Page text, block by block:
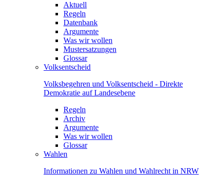
Aktuell
Regeln
Datenbank
Argumente
Was wir wollen
Mustersatzungen
Glossar
Volksentscheid
Volksbegehren und Volksentscheid - Direkte
Demokratie auf Landesebene
Regeln
Archiv
Argumente
Was wir wollen
Glossar
Wahlen
Informationen zu Wahlen und Wahlrecht in NRW